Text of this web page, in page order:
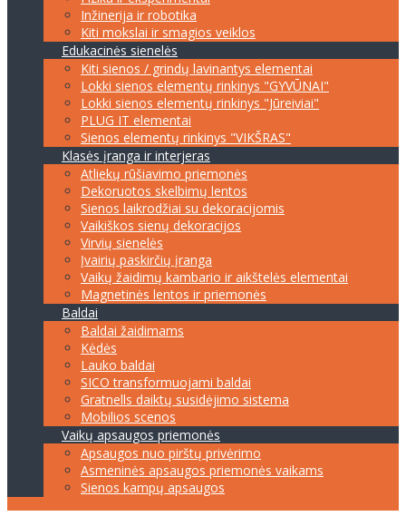
Inžinerija ir robotika
Kiti mokslai ir smagios veiklos
Edukacinės sienelės
Kiti sienos / grindų lavinantys elementai
Lokki sienos elementų rinkinys "GYVŪNAI"
Lokki sienos elementų rinkinys "Jūreiviai"
PLUG IT elementai
Sienos elementų rinkinys "VIKŠRAS"
Klasės įranga ir interjeras
Atliekų rūšiavimo priemonės
Dekoruotos skelbimų lentos
Sienos laikrodžiai su dekoracijomis
Vaikiškos sienų dekoracijos
Virvių sienelės
Įvairių paskirčių įranga
Vaikų žaidimų kambario ir aikštelės elementai
Magnetinės lentos ir priemonės
Baldai
Baldai žaidimams
Kėdės
Lauko baldai
SICO transformuojami baldai
Gratnells daiktų susidėjimo sistema
Mobilios scenos
Vaikų apsaugos priemonės
Apsaugos nuo pirštų privėrimo
Asmeninės apsaugos priemonės vaikams
Sienos kampų apsaugos